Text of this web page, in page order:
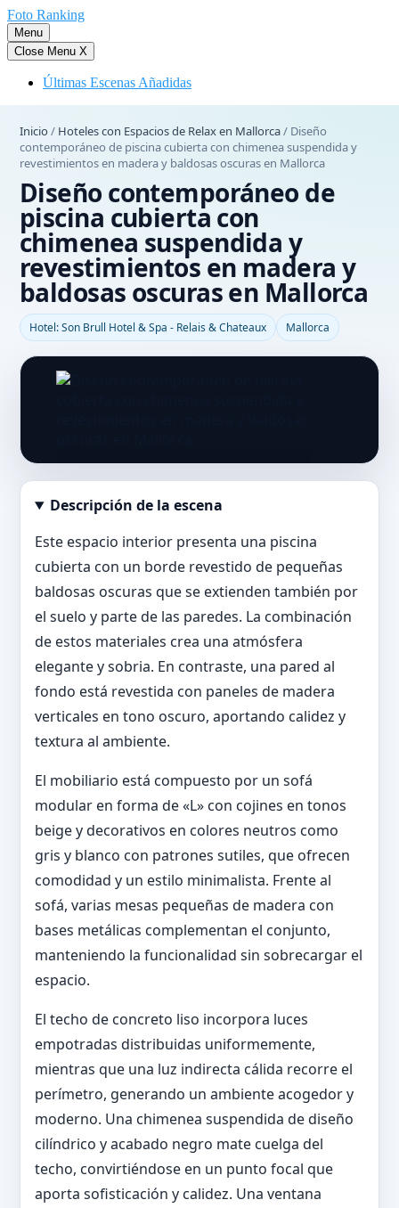
Saltar
al
contenido
Foto Ranking
Menu
Close Menu X
Últimas Escenas Añadidas
Inicio / Hoteles con Espacios de Relax en Mallorca/ Diseño
contemporáneo de piscina cubierta con chimenea suspendida y
revestimientos en madera y baldosas oscuras en Mallorca
Diseño contemporáneo de
piscina cubierta con
chimenea suspendida y
revestimientos en madera y
baldosas oscuras en Mallorca
Hotel: Son Brull Hotel & Spa - Relais & Chateaux Mallorca
Abrir imagen en tamaño completo
Descripción de la escena
Este espacio interior presenta una piscina
cubierta con un borde revestido de pequeñas
baldosas oscuras que se extienden también por
el suelo y parte de las paredes. La combinación
de estos materiales crea una atmósfera
elegante y sobria. En contraste, una pared al
fondo está revestida con paneles de madera
verticales en tono oscuro, aportando calidez y
textura al ambiente.
El mobiliario está compuesto por un sofá
modular en forma de «L» con cojines en tonos
beige y decorativos en colores neutros como
gris y blanco con patrones sutiles, que ofrecen
comodidad y un estilo minimalista. Frente al
sofá, varias mesas pequeñas de madera con
bases metálicas complementan el conjunto,
manteniendo la funcionalidad sin sobrecargar el
espacio.
El techo de concreto liso incorpora luces
empotradas distribuidas uniformemente,
mientras que una luz indirecta cálida recorre el
perímetro, generando un ambiente acogedor y
moderno. Una chimenea suspendida de diseño
cilíndrico y acabado negro mate cuelga del
techo, convirtiéndose en un punto focal que
aporta sofisticación y calidez. Una ventana